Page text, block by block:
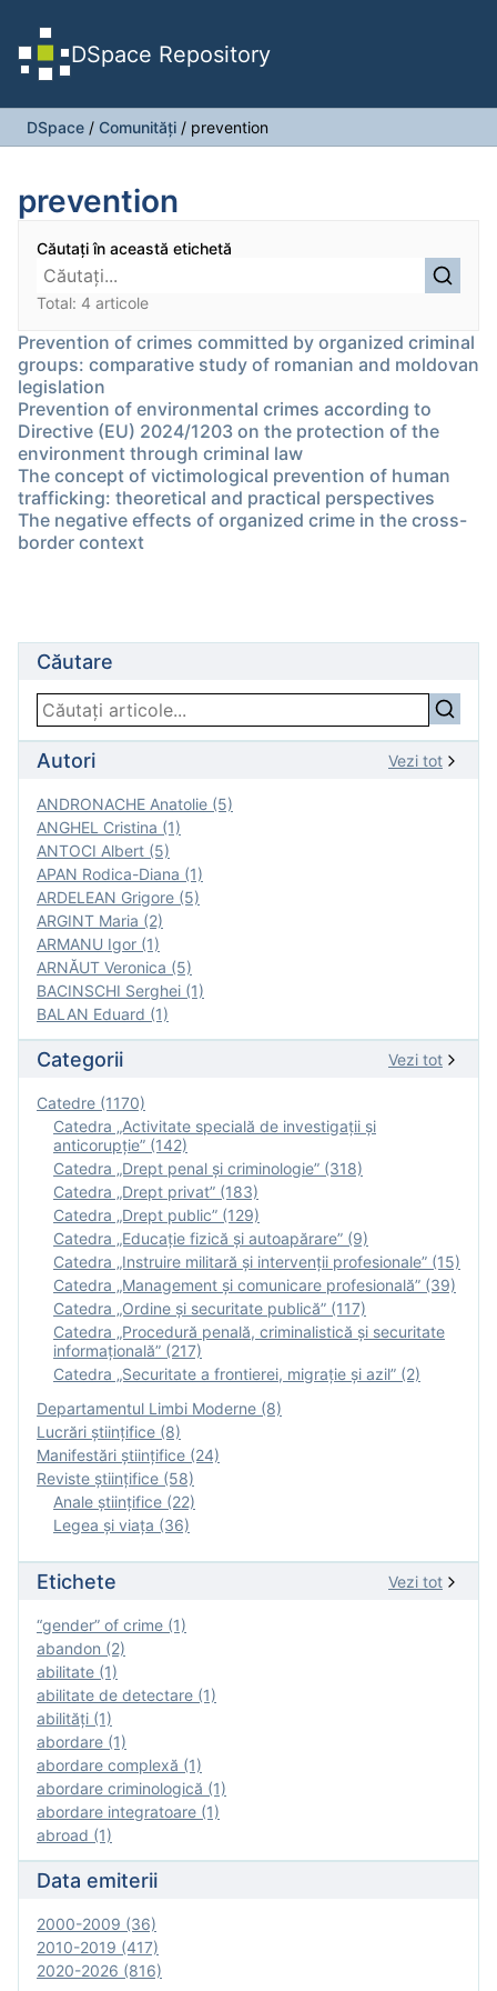
DSpace Repository
DSpace / Comunități / prevention
prevention
Căutați în această etichetă
Total: 4 articole
Prevention of crimes committed by organized criminal
groups: comparative study of romanian and moldovan
legislation
Prevention of environmental crimes according to
Directive (EU) 2024/1203 on the protection of the
environment through criminal law
The concept of victimological prevention of human
trafficking: theoretical and practical perspectives
The negative effects of organized crime in the cross-
border context
Căutare
Autori Vezi tot
ANDRONACHE Anatolie (5)
ANGHEL Cristina (1)
ANTOCI Albert (5)
APAN Rodica-Diana (1)
ARDELEAN Grigore (5)
ARGINT Maria (2)
ARMANU Igor (1)
ARNĂUT Veronica (5)
BACINSCHI Serghei (1)
BALAN Eduard (1)
Categorii Vezi tot
Catedre (1170)
Catedra „Activitate specială de investigaţii şi
anticorupție” (142)
Catedra „Drept penal și criminologie” (318)
Catedra „Drept privat” (183)
Catedra „Drept public” (129)
Catedra „Educație fizică şi autoapărare” (9)
Catedra „Instruire militară şi intervenţii profesionale” (15)
Catedra „Management și comunicare profesională” (39)
Catedra „Ordine și securitate publică” (117)
Catedra „Procedură penală, criminalistică și securitate
informațională” (217)
Catedra „Securitate a frontierei, migrație și azil” (2)
Departamentul Limbi Moderne (8)
Lucrări științifice (8)
Manifestări ştiinţifice (24)
Reviste ştiinţifice (58)
Anale ştiinţifice (22)
Legea şi viaţa (36)
Etichete Vezi tot
“gender” of crime (1)
abandon (2)
abilitate (1)
abilitate de detectare (1)
abilităţi (1)
abordare (1)
abordare complexă (1)
abordare criminologică (1)
abordare integratoare (1)
abroad (1)
Data emiterii
2000-2009 (36)
2010-2019 (417)
2020-2026 (816)